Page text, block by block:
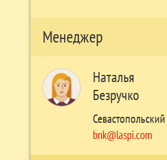
Менеджер
Наталья
Безручко
bnk@laspi.com